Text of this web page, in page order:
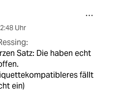
Uhr
Satz: Die haben echt
fällt
ein)